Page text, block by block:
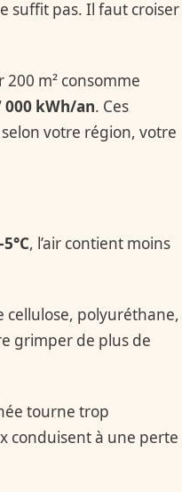
suffit pas. Il faut croiser
m² consomme
000 kWh/an. Ces
votre région, votre
-5°C, l’air contient moins
cellulose, polyuréthane,
grimper de plus de
tourne trop
conduisent à une perte